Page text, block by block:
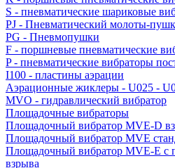
S - пневматические шариковые
PJ - Пневматический молоты-
PG - Пневмопушки
F - поршневые пневматические
P - пневматические вибраторы
I100 - пластины аэрации
Аэрационные жиклеры - U025 -
MVO - гидравлический вибратор
Площадочные вибраторы
Площадочный вибратор MVE-D
Площадочный вибратор MVE
Площадочный вибратор MVE-E с
взрыва